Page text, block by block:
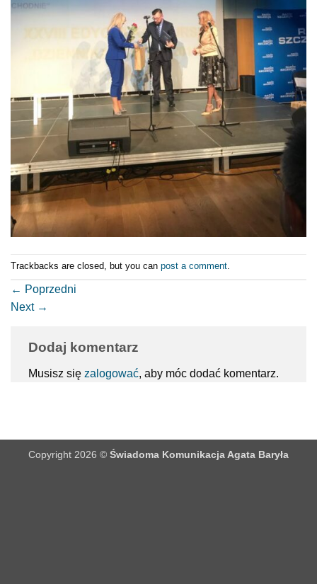
Trackbacks are closed, but you can post a comment
← Poprzedni
Next →
Dodaj komentarz
Musisz się zalogować, aby móc dodać komentarz.
Copyright 2026 © Świadoma Komunikacja Agata Baryła